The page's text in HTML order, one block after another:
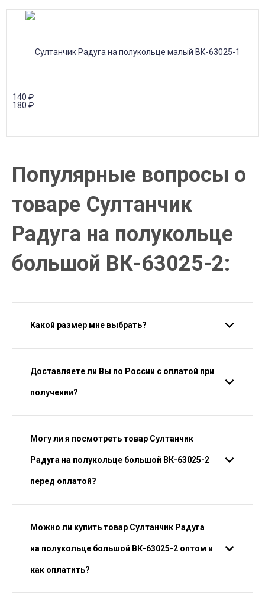
140 ₽
180 ₽
Популярные вопросы о
товаре Султанчик
Радуга на полукольце
большой ВК-63025-2:
Какой размер мне выбрать?
Доставляете ли Вы по России с оплатой при
получении?
Могу ли я посмотреть товар Султанчик
Радуга на полукольце большой ВК-63025-2
перед оплатой?
Можно ли купить товар Султанчик Радуга
на полукольце большой ВК-63025-2 оптом и
как оплатить?